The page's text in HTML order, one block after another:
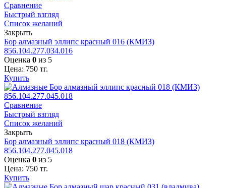
Сравнение
Быстрый взгляд
Список желаний
Закрыть
Бор алмазный эллипс красный 016 (КМИЗ)
856.104.277.034.016
Оценка 0 из 5
Цена: 750 тг.
Купить
Сравнение
Быстрый взгляд
Список желаний
Закрыть
Бор алмазный эллипс красный 018 (КМИЗ)
856.104.277.045.018
Оценка 0 из 5
Цена: 750 тг.
Купить